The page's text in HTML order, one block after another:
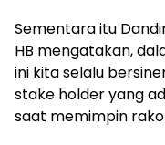
Sementara itu
HB mengatakan,
ini kita selalu
stake holder yang
saat memimpin